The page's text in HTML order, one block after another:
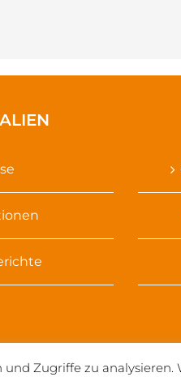
Zugriffe zu